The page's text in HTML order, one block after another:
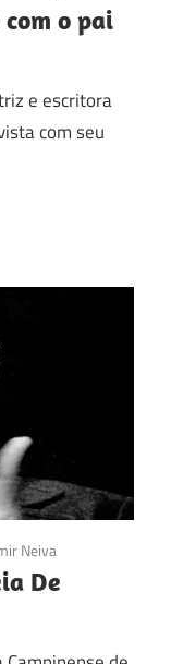
o pai
e escritora
com seu
Neiva
De